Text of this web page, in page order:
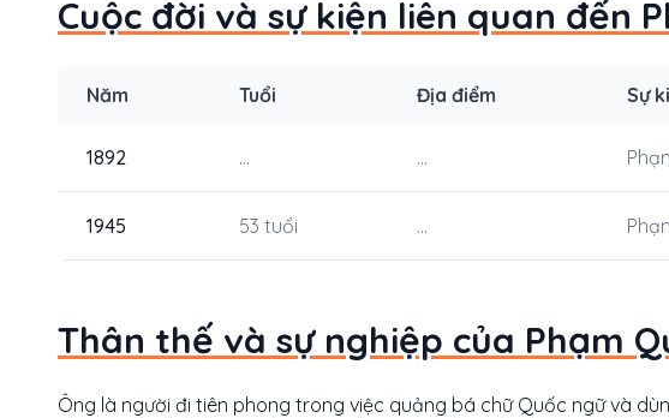
Cuộc đời và sự kiện liên quan đến
Năm Tuổi Địa điểm Sự
1892 ... ...
1945 53 tuổi ...
Thân thế và sự nghiệp của Phạm
Ông là người đi tiên phong trong việc quảng bá chữ Quốc ngữ và